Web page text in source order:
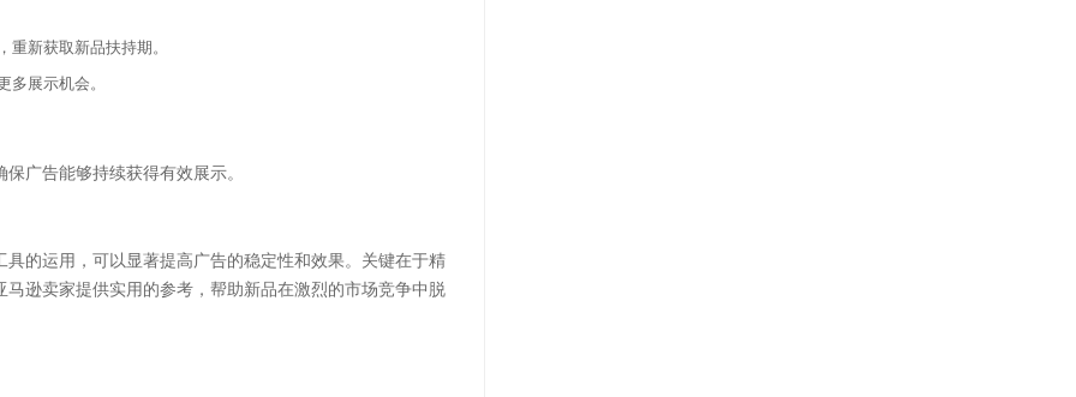
新获取新品扶持期。
展示机会。
广告能够持续获得有效展示。
的运用，可以显著提高广告的稳定性和效果。关键在于精
逊卖家提供实用的参考，帮助新品在激烈的市场竞争中脱